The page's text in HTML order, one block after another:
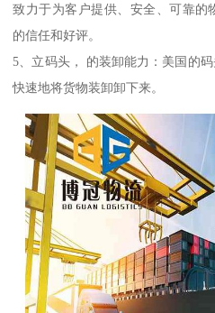
致力于为客户提供、安全、可靠的
的信任和好评。
5、立码头， 的装卸能力：美国的
快速地将货物装卸卸下来。